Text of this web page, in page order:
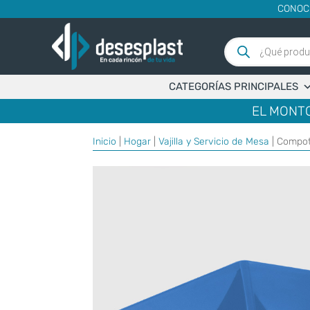
Búsqueda
de
productos
CATEGORÍAS PRINCIPALES
EL
Inicio Hogar |Vajilla y Servicio de Mesa |